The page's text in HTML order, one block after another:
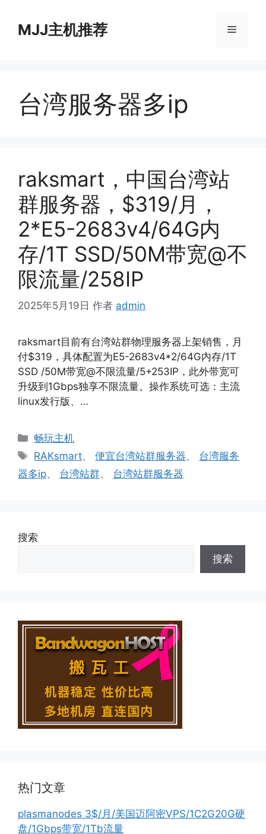
MJJ主机推荐 菜
台湾服务器多ip
raksmart，中国台湾站
群服务器，$319/月，
2*E5-2683v4/64G内
存/1T SSD/50M带宽@不
限流量/258IP
2025年5月19日 作者 admin
raksmart目前有台湾站群物理服务器上架销售，月
付$319，具体配置为E5-2683v4*2/64G内存/1T
SSD /50M带宽@不限流量/5+253IP，此外带宽可
升级到1Gbps独享不限流量。操作系统可选：主流
linux发行版、…
分
类
畅玩主机
标
签
RAKsmart、便宜台湾站群服务器、 台湾服务
器多ip、 台湾站群、 台湾站群服务器
搜索
搜索
热门文章
plasmanodes 3$/月/美国迈阿密VPS/1C2G20G硬
盘/1Gbps带宽/1Tb流量